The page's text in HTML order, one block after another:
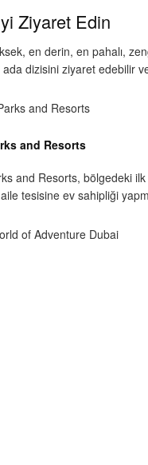
Ziyaret Edin
en derin, en pahalı,
ada dizisini ziyaret edebilir
and Resorts
and Resorts, bölgedeki ilk
tesisine ev sahipliği